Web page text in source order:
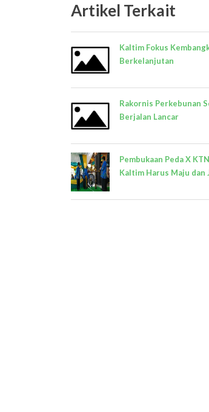
Artikel Terkait
Kaltim Fokus
Berkelanjutan
Rakornis Perkebunan
Berjalan Lancar
Pembukaan Peda X
Kaltim Harus Maju dan